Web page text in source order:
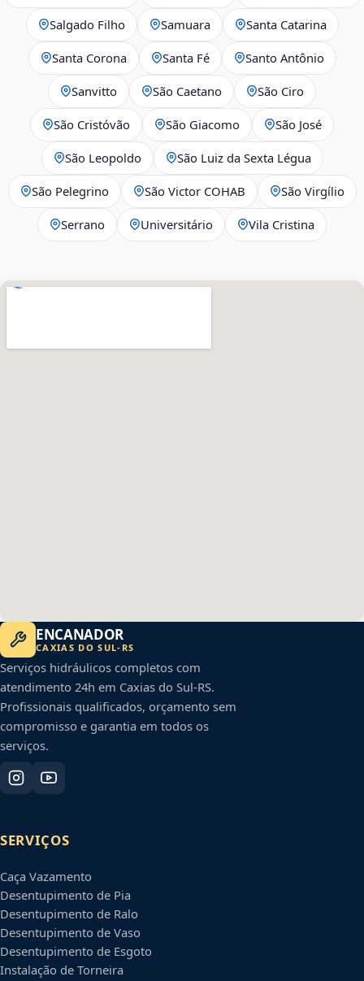
Salgado Filho Samuara Santa Catarina
Santa Corona Santa Fé Santo Antônio
Sanvitto São Caetano São Ciro
São Cristóvão São Giacomo São José
São Leopoldo São Luiz da Sexta Légua
São Pelegrino São Victor COHAB São Virgílio
Serrano Universitário Vila Cristina
ENCANADOR
CAXIAS DO SUL- RS
Serviços hidráulicos completos com
atendimento 24h em Caxias do Sul-RS.
Profissionais qualificados, orçamento sem
compromisso e garantia em todos os
serviços.
SERVIÇOS
Caça Vazamento
Desentupimento de Pia
Desentupimento de Ralo
Desentupimento de Vaso
Desentupimento de Esgoto
Instalação de Torneira